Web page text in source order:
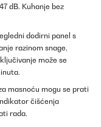
dB. Kuhanje bez
dodirni panel s
razinom snage,
može se
masnoću mogu se prati
čišćenja
rada.